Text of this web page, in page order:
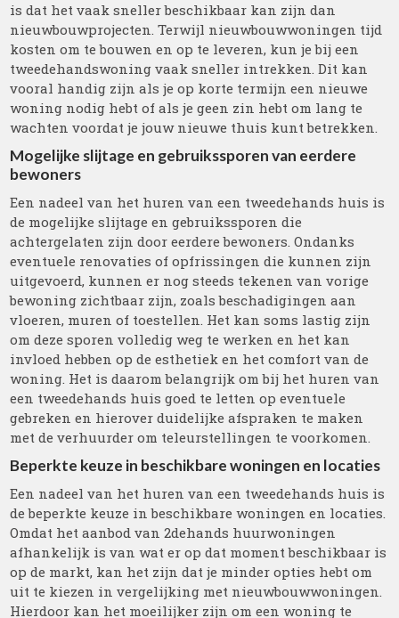
is dat het vaak sneller beschikbaar kan zijn dan
nieuwbouwprojecten. Terwijl nieuwbouwwoningen tijd
kosten om te bouwen en op te leveren, kun je bij een
tweedehandswoning vaak sneller intrekken. Dit kan
vooral handig zijn als je op korte termijn een nieuwe
woning nodig hebt of als je geen zin hebt om lang te
wachten voordat je jouw nieuwe thuis kunt betrekken.
Mogelijke slijtage en gebruikssporen van eerdere
bewoners
Een nadeel van het huren van een tweedehands huis is
de mogelijke slijtage en gebruikssporen die
achtergelaten zijn door eerdere bewoners. Ondanks
eventuele renovaties of opfrissingen die kunnen zijn
uitgevoerd, kunnen er nog steeds tekenen van vorige
bewoning zichtbaar zijn, zoals beschadigingen aan
vloeren, muren of toestellen. Het kan soms lastig zijn
om deze sporen volledig weg te werken en het kan
invloed hebben op de esthetiek en het comfort van de
woning. Het is daarom belangrijk om bij het huren van
een tweedehands huis goed te letten op eventuele
gebreken en hierover duidelijke afspraken te maken
met de verhuurder om teleurstellingen te voorkomen.
Beperkte keuze in beschikbare woningen en locaties
Een nadeel van het huren van een tweedehands huis is
de beperkte keuze in beschikbare woningen en locaties.
Omdat het aanbod van 2dehands huurwoningen
afhankelijk is van wat er op dat moment beschikbaar is
op de markt, kan het zijn dat je minder opties hebt om
uit te kiezen in vergelijking met nieuwbouwwoningen.
Hierdoor kan het moeilijker zijn om een woning te